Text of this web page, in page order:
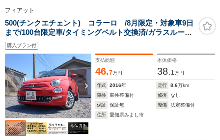
フィアット
500(チンクエチェント) コラーロ /8月限定・対象車9日
まで/100台限定車/タイミングベルト交換済/ガラスルー
フ/Bluetooth/障害物センサー/MTモード/HID/Iストッ
プ/HID/15AW/禁煙車
購入プラン付
支払総額
46.7万円
本体価格
38. 1万円
年式 2016年 走行 8.6万km
車検
車検整備付 修復
なし
保証
保証無 整備
法定整備付
住所
愛知県みよし市